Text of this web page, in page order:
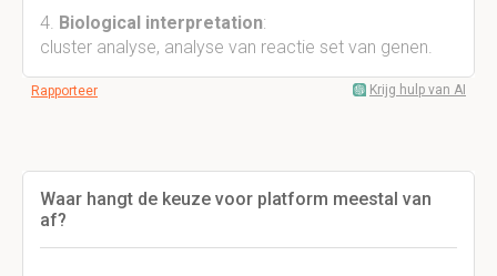
4. Biological interpretation:
cluster analyse, analyse van reactie set van genen.
Rapporteer Krijg hulp van AI
Waar hangt de keuze voor platform meestal van
af?